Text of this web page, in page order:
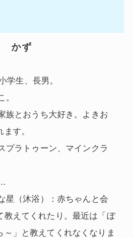
かず
学生、長男。
。
族とおうち大好き。よきお
す。
プラトゥーン、マインクラ
星（沐浴）：赤ちゃんと会
教えてくれたり。最近は「ぼ
～」と教えてくれなくなりま